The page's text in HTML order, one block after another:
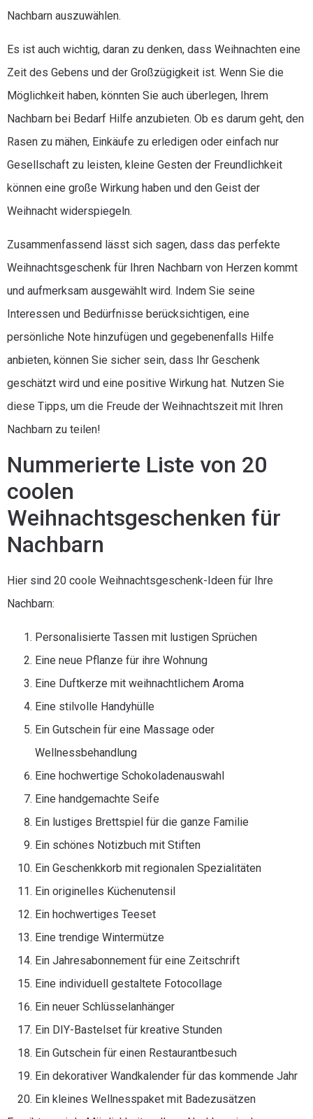
Nachbarn auszuwählen.
Es ist auch wichtig, daran zu denken, dass Weihnachten eine
Zeit des Gebens und der Großzügigkeit ist. Wenn Sie die
Möglichkeit haben, könnten Sie auch überlegen, Ihrem
Nachbarn bei Bedarf Hilfe anzubieten. Ob es darum geht, den
Rasen zu mähen, Einkäufe zu erledigen oder einfach nur
Gesellschaft zu leisten, kleine Gesten der Freundlichkeit
können eine große Wirkung haben und den Geist der
Weihnacht widerspiegeln.
Zusammenfassend lässt sich sagen, dass das perfekte
Weihnachtsgeschenk für Ihren Nachbarn von Herzen kommt
und aufmerksam ausgewählt wird. Indem Sie seine
Interessen und Bedürfnisse berücksichtigen, eine
persönliche Note hinzufügen und gegebenenfalls Hilfe
anbieten, können Sie sicher sein, dass Ihr Geschenk
geschätzt wird und eine positive Wirkung hat. Nutzen Sie
diese Tipps, um die Freude der Weihnachtszeit mit Ihren
Nachbarn zu teilen!
Nummerierte Liste von 20
coolen
Weihnachtsgeschenken für
Nachbarn
Hier sind 20 coole Weihnachtsgeschenk-Ideen für Ihre
Nachbarn:
Personalisierte Tassen mit lustigen Sprüchen
Eine neue Pflanze für ihre Wohnung
Eine Duftkerze mit weihnachtlichem Aroma
Eine stilvolle Handyhülle
Ein Gutschein für eine Massage oder
Wellnessbehandlung
Eine hochwertige Schokoladenauswahl
Eine handgemachte Seife
Ein lustiges Brettspiel für die ganze Familie
Ein schönes Notizbuch mit Stiften
Ein Geschenkkorb mit regionalen Spezialitäten
Ein originelles Küchenutensil
Ein hochwertiges Teeset
Eine trendige Wintermütze
Ein Jahresabonnement für eine Zeitschrift
Eine individuell gestaltete Fotocollage
Ein neuer Schlüsselanhänger
Ein DIY-Bastelset für kreative Stunden
Ein Gutschein für einen Restaurantbesuch
Ein dekorativer Wandkalender für das kommende Jahr
Ein kleines Wellnesspaket mit Badezusätzen